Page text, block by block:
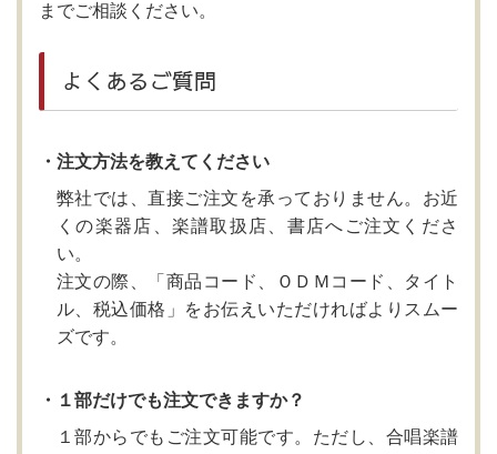
までご相談ください。
よくあるご質問
・注文方法を教えてください
弊社では、直接ご注文を承っておりません。お近
くの楽器店、楽譜取扱店、書店へご注文くださ
い。
注文の際、「商品コード、ＯＤＭコード、タイト
ル、税込価格」をお伝えいただければよりスムー
ズです。
・１部だけでも注文できますか？
１部からでもご注文可能です。ただし、合唱楽譜